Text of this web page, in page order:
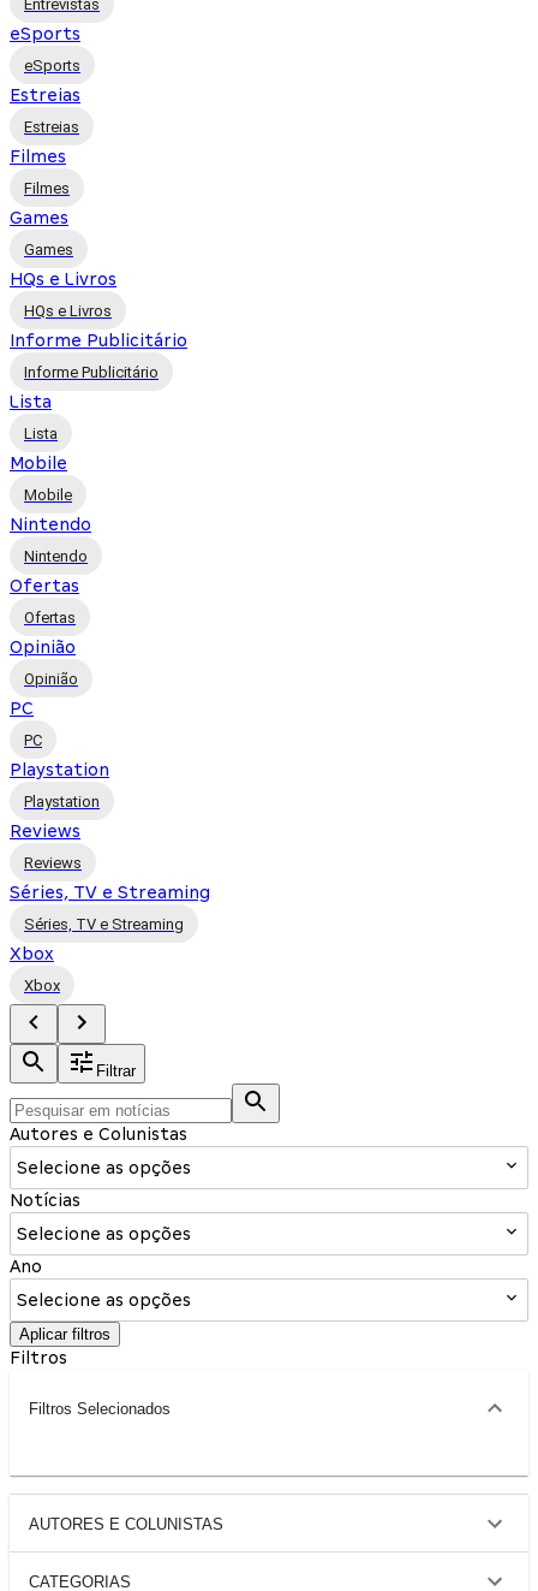
Entrevistas
eSports
eSports
Estreias
Estreias
Filmes
Filmes
Games
Games
HQs e Livros
HQs e Livros
Informe Publicitário
Informe Publicitário
Lista
Lista
Mobile
Mobile
Nintendo
Nintendo
Ofertas
Ofertas
Opinião
Opinião
PC
PC
Playstation
Playstation
Reviews
Reviews
Séries, TV e Streaming
Séries, TV e Streaming
Xbox
Xbox
Filtrar
Autores e Colunistas
Selecione as opções
Notícias
Selecione as opções
Ano
Selecione as opções
Aplicar filtros
Filtros
Filtros Selecionados
AUTORES E COLUNISTAS
CATEGORIAS